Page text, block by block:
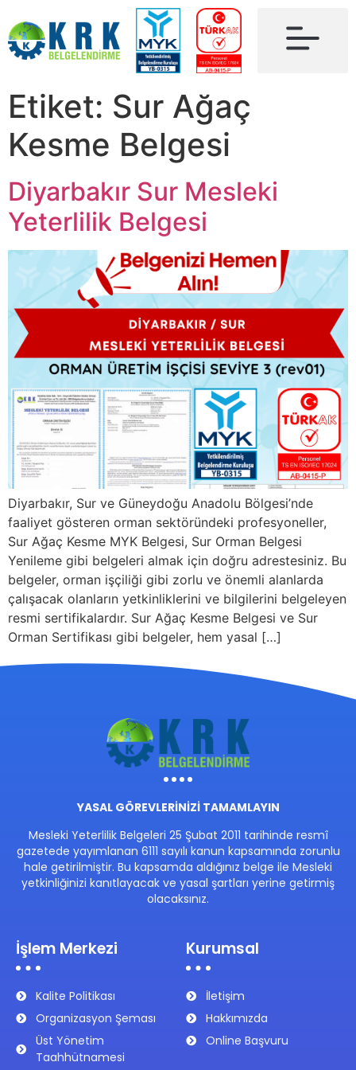
Etiket: Sur Ağaç
Kesme Belgesi
Diyarbakır Sur Mesleki
Yeterlilik Belgesi
Diyarbakır, Sur ve Güneydoğu Anadolu Bölgesi’nde
faaliyet gösteren orman sektöründeki profesyoneller,
Sur Ağaç Kesme MYK Belgesi, Sur Orman Belgesi
Yenileme gibi belgeleri almak için doğru adrestesiniz. Bu
belgeler, orman işçiliği gibi zorlu ve önemli alanlarda
çalışacak olanların yetkinliklerini ve bilgilerini belgeleyen
resmi sertifikalardır. Sur Ağaç Kesme Belgesi ve Sur
Orman Sertifikası gibi belgeler, hem yasal […]
YASAL GÖREVLERİNİZİ TAMAMLAYIN
Mesleki Yeterlilik Belgeleri 25 Şubat 2011 tarihinde resmî
gazetede yayımlanan 6111 sayılı kanun kapsamında zorunlu
hale getirilmiştir. Bu kapsamda aldığınız belge ile Mesleki
yetkinliğinizi kanıtlayacak ve yasal şartları yerine getirmiş
olacaksınız.
İşlem Merkezi
Kalite Politikası
Organizasyon Şeması
Üst Yönetim
Taahhütnamesi
Kurumsal
İletişim
Hakkımızda
Online Başvuru